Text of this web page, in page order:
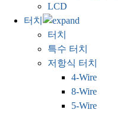
LCD
터치
터치
특수 터치
저항식 터치
4-Wire
8-Wire
5-Wire